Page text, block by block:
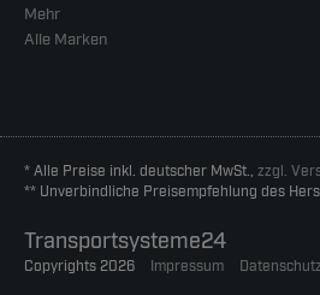
Mehr
Alle Marken
* Alle Preise inkl. deutscher MwSt., zzgl.
** Unverbindliche Preisempfehlung des
Transportsysteme24
Copyrights 2026 Impressum